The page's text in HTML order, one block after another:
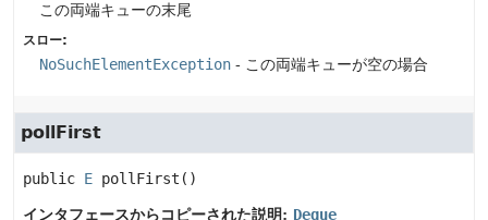
この両端キューの末尾
スロー:
NoSuchElementException - この両端キューが空の場合
pollFirst
public E pollFirst ()
インタフェースからコピーされた説明: Deque